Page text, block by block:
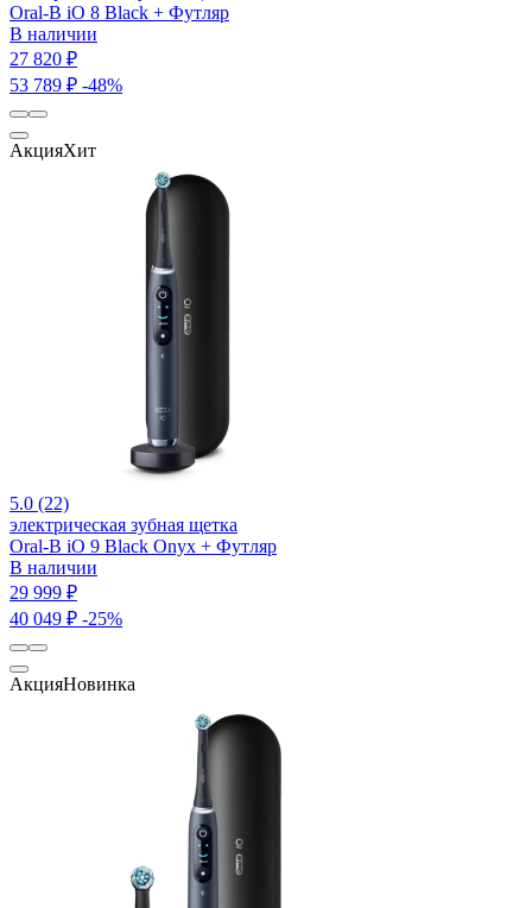
Oral-B iO 8 Black + Футляр
В наличии
27 820 ₽
53 789 ₽ -48%
АкцияХит
5.0 (22)
электрическая зубная щетка
Oral-B iO 9 Black Onyx + Футляр
В наличии
29 999 ₽
40 049 ₽ -25%
АкцияНовинка